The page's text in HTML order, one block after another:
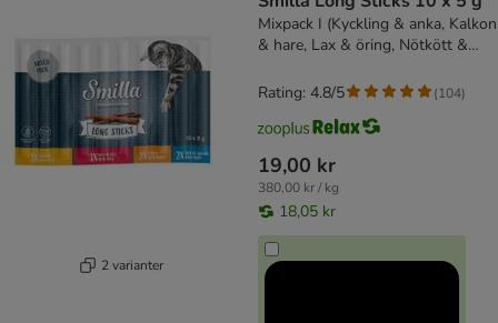
2 varianter
Mixpack I (Kyckling & anka, Kalkon
& hare, Lax & öring, Nötkött &
19,00 kr
380,00 kr / kg
18,05 kr
Rating: 4.8/5 (104)